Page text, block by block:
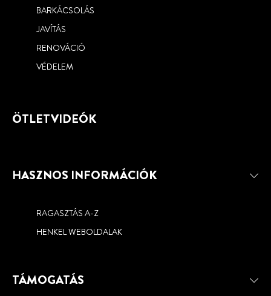
BARKÁCSOLÁS
JAVÍTÁS
RENOVÁCIÓ
VÉDELEM
ÖTLETVIDEÓK
HASZNOS INFORMÁCIÓK
RAGASZTÁS A-Z
HENKEL WEBOLDALAK
TÁMOGATÁS